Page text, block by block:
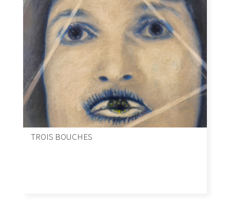
TROIS BOUCHES